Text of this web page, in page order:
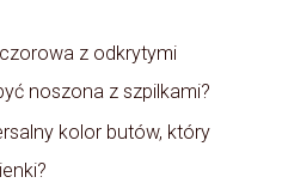
z odkrytymi
noszona z szpilkami?
kolor butów, który